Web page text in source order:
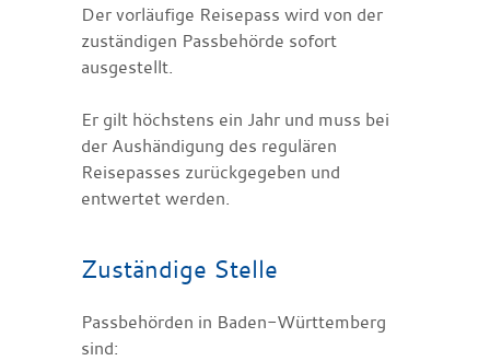
Der vorläufige Reisepass wird von der
zuständigen Passbehörde sofort
ausgestellt.
Er gilt höchstens ein Jahr und muss bei
der Aushändigung des regulären
Reisepasses zurückgegeben und
entwertet werden.
Zuständige Stelle
Passbehörden in Baden-Württemberg
sind: